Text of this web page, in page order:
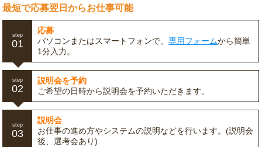
最短で応募翌日からお仕事可能
step
01
応募
パソコンまたはスマートフォンで、専用フォームから簡単
1分入力。
step
02
説明会を予約
ご希望の日時から説明会を予約いただきます。
step
03
説明会
お仕事の進め方やシステムの説明などを行います。(説明会
後、選考会あり)